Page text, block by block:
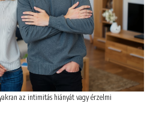
az intimitás hiányát vagy érzelmi